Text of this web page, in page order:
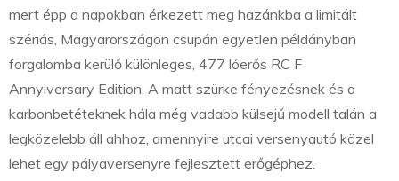
mert épp a napokban érkezett meg hazánkba a limitált
szériás, Magyarországon csupán egyetlen példányban
forgalomba kerülő különleges, 477 lóerős RC F
Annyiversary Edition. A matt szürke fényezésnek és a
karbonbetéteknek hála még vadabb külsejű modell talán a
legközelebb áll ahhoz, amennyire utcai versenyautó közel
lehet egy pályaversenyre fejlesztett erőgéphez.